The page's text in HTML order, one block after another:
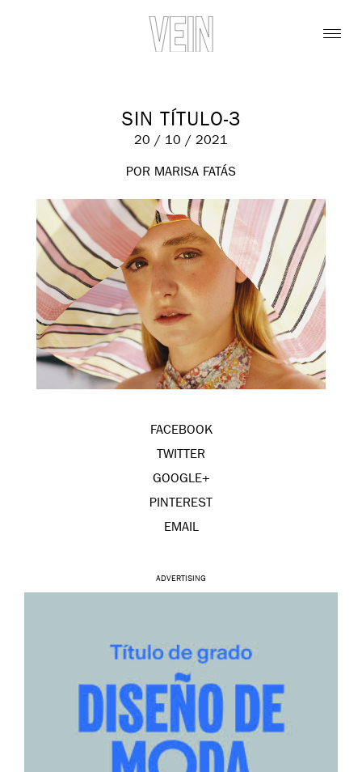
SIN TÍTULO-3
20 / 10 / 2021
POR MARISA FATÁS
FACEBOOK
TWITTER
GOOGLE+
PINTEREST
EMAIL
ADVERTISING